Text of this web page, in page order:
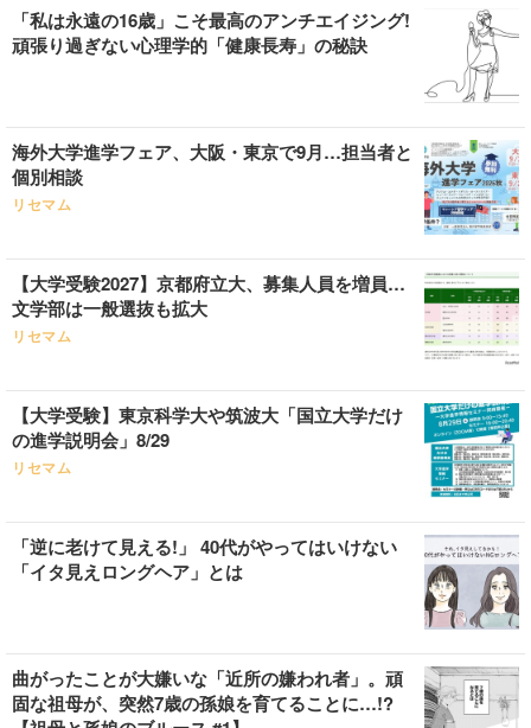
「私は永遠の16歳」こそ最高のアンチエイジング!
頑張り過ぎない心理学的「健康長寿」の秘訣
海外大学進学フェア、大阪・東京で9月…担当者と
個別相談
リセマム
【大学受験2027】京都府立大、募集人員を増員…
文学部は一般選抜も拡大
リセマム
【大学受験】東京科学大や筑波大「国立大学だけ
の進学説明会」8/29
リセマム
「逆に老けて見える!」 40代がやってはいけない
「イタ見えロングヘア」とは
曲がったことが大嫌いな「近所の嫌われ者」。頑
固な祖母が、突然7歳の孫娘を育てることに…!?